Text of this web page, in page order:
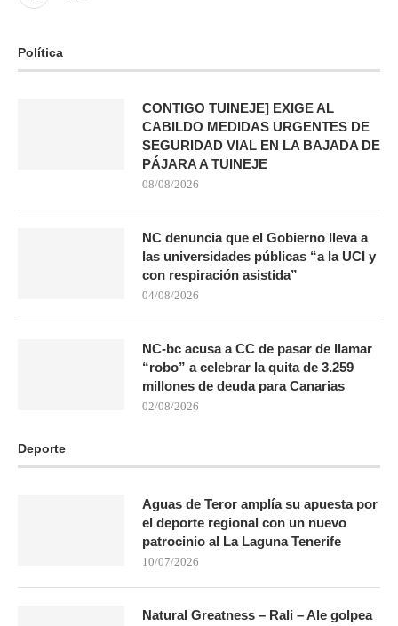
Política
CONTIGO TUINEJE] EXIGE AL
CABILDO MEDIDAS URGENTES DE
SEGURIDAD VIAL EN LA BAJADA DE
PÁJARA A TUINEJE
08/08/2026
NC denuncia que el Gobierno lleva a
las universidades públicas “a la UCI y
con respiración asistida”
04/08/2026
NC-bc acusa a CC de pasar de llamar
“robo” a celebrar la quita de 3.259
millones de deuda para Canarias
02/08/2026
Deporte
Aguas de Teror amplía su apuesta por
el deporte regional con un nuevo
patrocinio al La Laguna Tenerife
10/07/2026
Natural Greatness – Rali – Ale golpea